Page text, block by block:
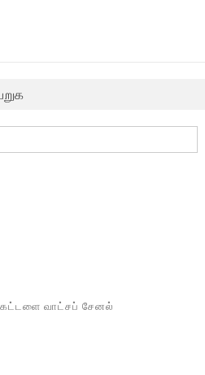
வாட்சப் சேனல்